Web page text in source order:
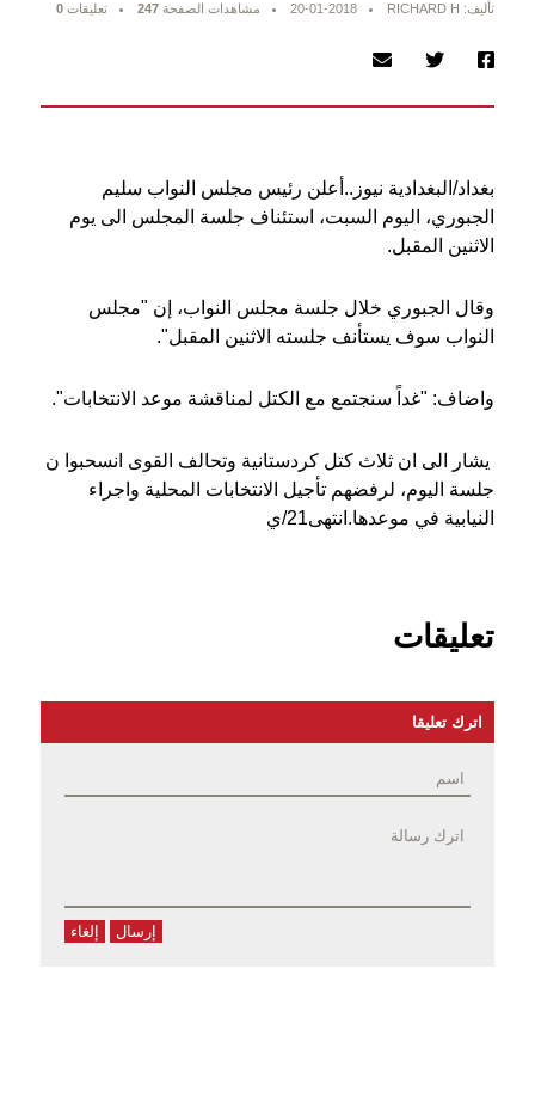
تأليف: RICHARD H 20-01-2018 مشاهدات الصفحة 247 تعليقات 0
بغداد/البغدادية نيوز..أعلن رئيس مجلس النواب سليم
الجبوري، اليوم السبت، استئناف جلسة المجلس الى يوم
الاثنين المقبل.
وقال الجبوري خلال جلسة مجلس النواب، إن "مجلس
النواب سوف يستأنف جلسته الاثنين المقبل".
واضاف: "غداً سنجتمع مع الكتل لمناقشة موعد الانتخابات".
يشار الى ان ثلاث كتل كردستانية وتحالف القوى انسحبوا ن
جلسة اليوم، لرفضهم تأجيل الانتخابات المحلية واجراء
النيابية في موعدها.انتهى21/ي
تعليقات
اترك تعليقا
إرسال إلغاء